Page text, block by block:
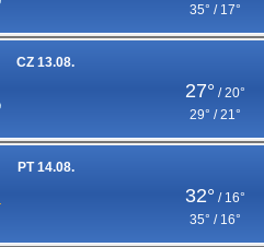
35° / 17°
CZ 13.08.
27° / 20°
29° / 21°
PT 14.08.
32° / 16°
35° / 16°